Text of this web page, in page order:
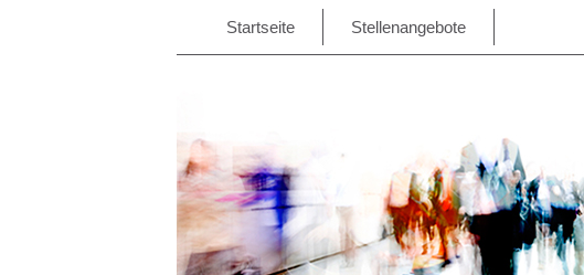
Startseite Stellenangebote